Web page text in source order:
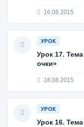
16.08.2015
УРОК
Урок 17.
очки»
16.08.2015
УРОК
Урок 16.